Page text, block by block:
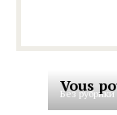
Vous
Без рубрики